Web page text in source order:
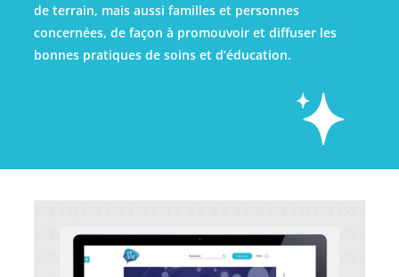
de terrain, mais aussi familles et personnes
concernées, de façon à promouvoir et diffuser les
bonnes pratiques de soins et d’éducation.